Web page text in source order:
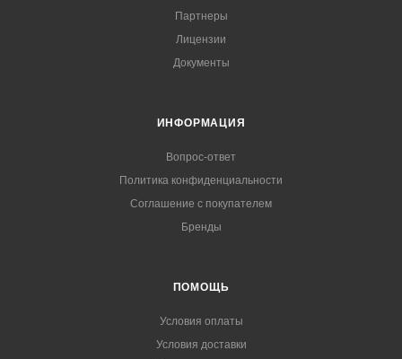
Партнеры
Лицензии
Документы
ИНФОРМАЦИЯ
Вопрос-ответ
Политика конфиденциальности
Соглашение с покупателем
Бренды
ПОМОЩЬ
Условия оплаты
Условия доставки